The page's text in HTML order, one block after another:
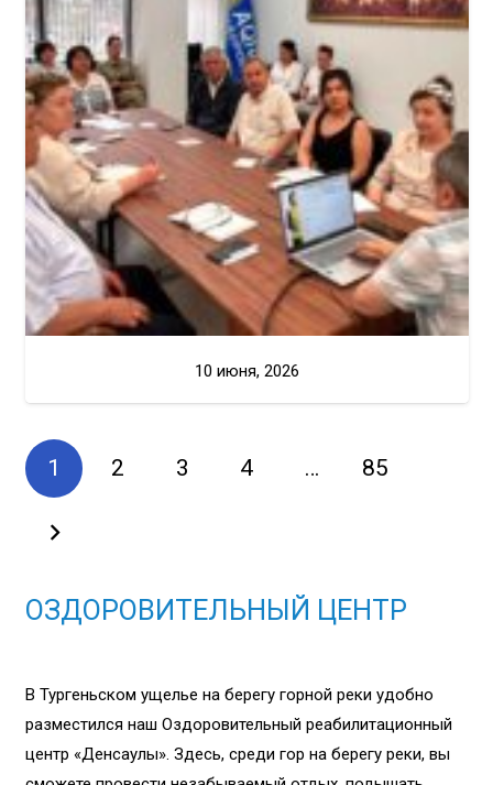
10 июня, 2026
1 2 3 4 … 85
ОЗДОРОВИТЕЛЬНЫЙ ЦЕНТР
В Тургеньском ущелье на берегу горной реки удобно
разместился наш Оздоровительный реабилитационный
центр «Денсаулық». Здесь, среди гор на берегу реки, вы